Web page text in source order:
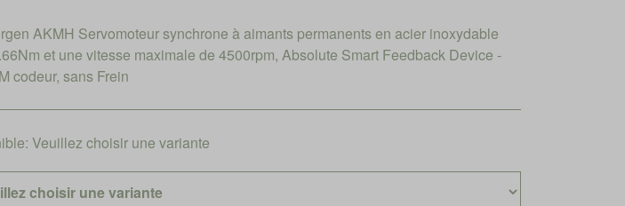
AKMH Servomoteur synchrone à aimants permanents en acier inoxydable
et une vitesse maximale de 4500rpm, Absolute Smart Feedback Device -
codeur, sans Frein
Veuillez choisir une variante